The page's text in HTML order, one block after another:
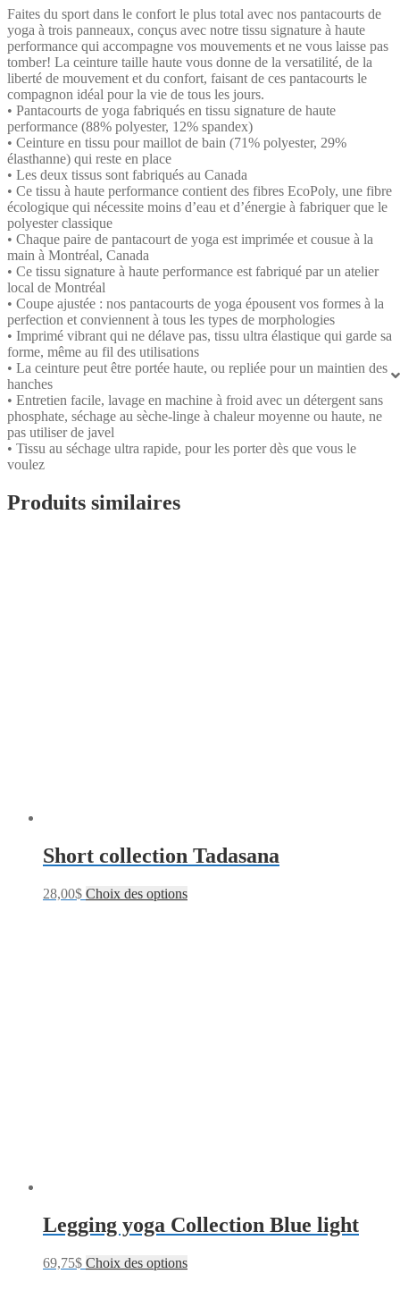
Faites du sport dans le confort le plus total avec nos pantacourts de
yoga à trois panneaux, conçus avec notre tissu signature à haute
performance qui accompagne vos mouvements et ne vous laisse pas
tomber! La ceinture taille haute vous donne de la versatilité, de la
liberté de mouvement et du confort, faisant de ces pantacourts le
compagnon idéal pour la vie de tous les jours.
• Pantacourts de yoga fabriqués en tissu signature de haute
performance (88% polyester, 12% spandex)
• Ceinture en tissu pour maillot de bain (71% polyester, 29%
élasthanne) qui reste en place
• Les deux tissus sont fabriqués au Canada
• Ce tissu à haute performance contient des fibres EcoPoly, une fibre
écologique qui nécessite moins d’eau et d’énergie à fabriquer que le
polyester classique
• Chaque paire de pantacourt de yoga est imprimée et cousue à la
main à Montréal, Canada
• Ce tissu signature à haute performance est fabriqué par un atelier
local de Montréal
• Coupe ajustée : nos pantacourts de yoga épousent vos formes à la
perfection et conviennent à tous les types de morphologies
• Imprimé vibrant qui ne délave pas, tissu ultra élastique qui garde sa
forme, même au fil des utilisations
• La ceinture peut être portée haute, ou repliée pour un maintien des
hanches
• Entretien facile, lavage en machine à froid avec un détergent sans
phosphate, séchage au sèche-linge à chaleur moyenne ou haute, ne
pas utiliser de javel
• Tissu au séchage ultra rapide, pour les porter dès que vous le
voulez
Produits similaires
Short collection Tadasana
28,00$ Choix des options
Legging yoga Collection Blue light
69,75$ Choix des options